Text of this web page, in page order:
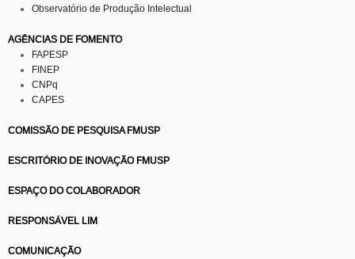
Observatório de Produção Intelectual
AGÊNCIAS DE FOMENTO
FAPESP
FINEP
CNPq
CAPES
COMISSÃO DE PESQUISA FMUSP
ESCRITÓRIO DE INOVAÇÃO FMUSP
ESPAÇO DO COLABORADOR
RESPONSÁVEL LIM
COMUNICAÇÃO